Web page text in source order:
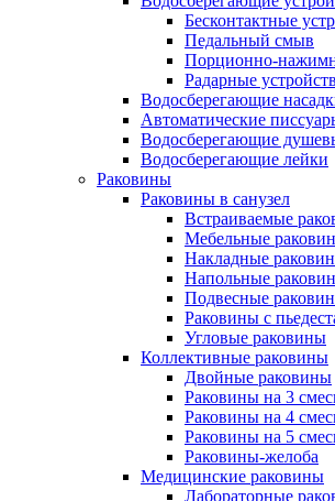
Бесконтактные
Педальный смыв
Порционно-
Радарные
Водосберегающие
Автоматические
Водосберегающие
Водосберегающие лейки
Раковины
Раковины в санузел
Встраиваемые
Мебельные
Накладные
Напольные
Подвесные
Раковины с
Угловые раковины
Коллективные раковины
Двойные раковины
Раковины на 3
Раковины на 4
Раковины на 5
Раковины-желоба
Медицинские раковины
Лабораторные